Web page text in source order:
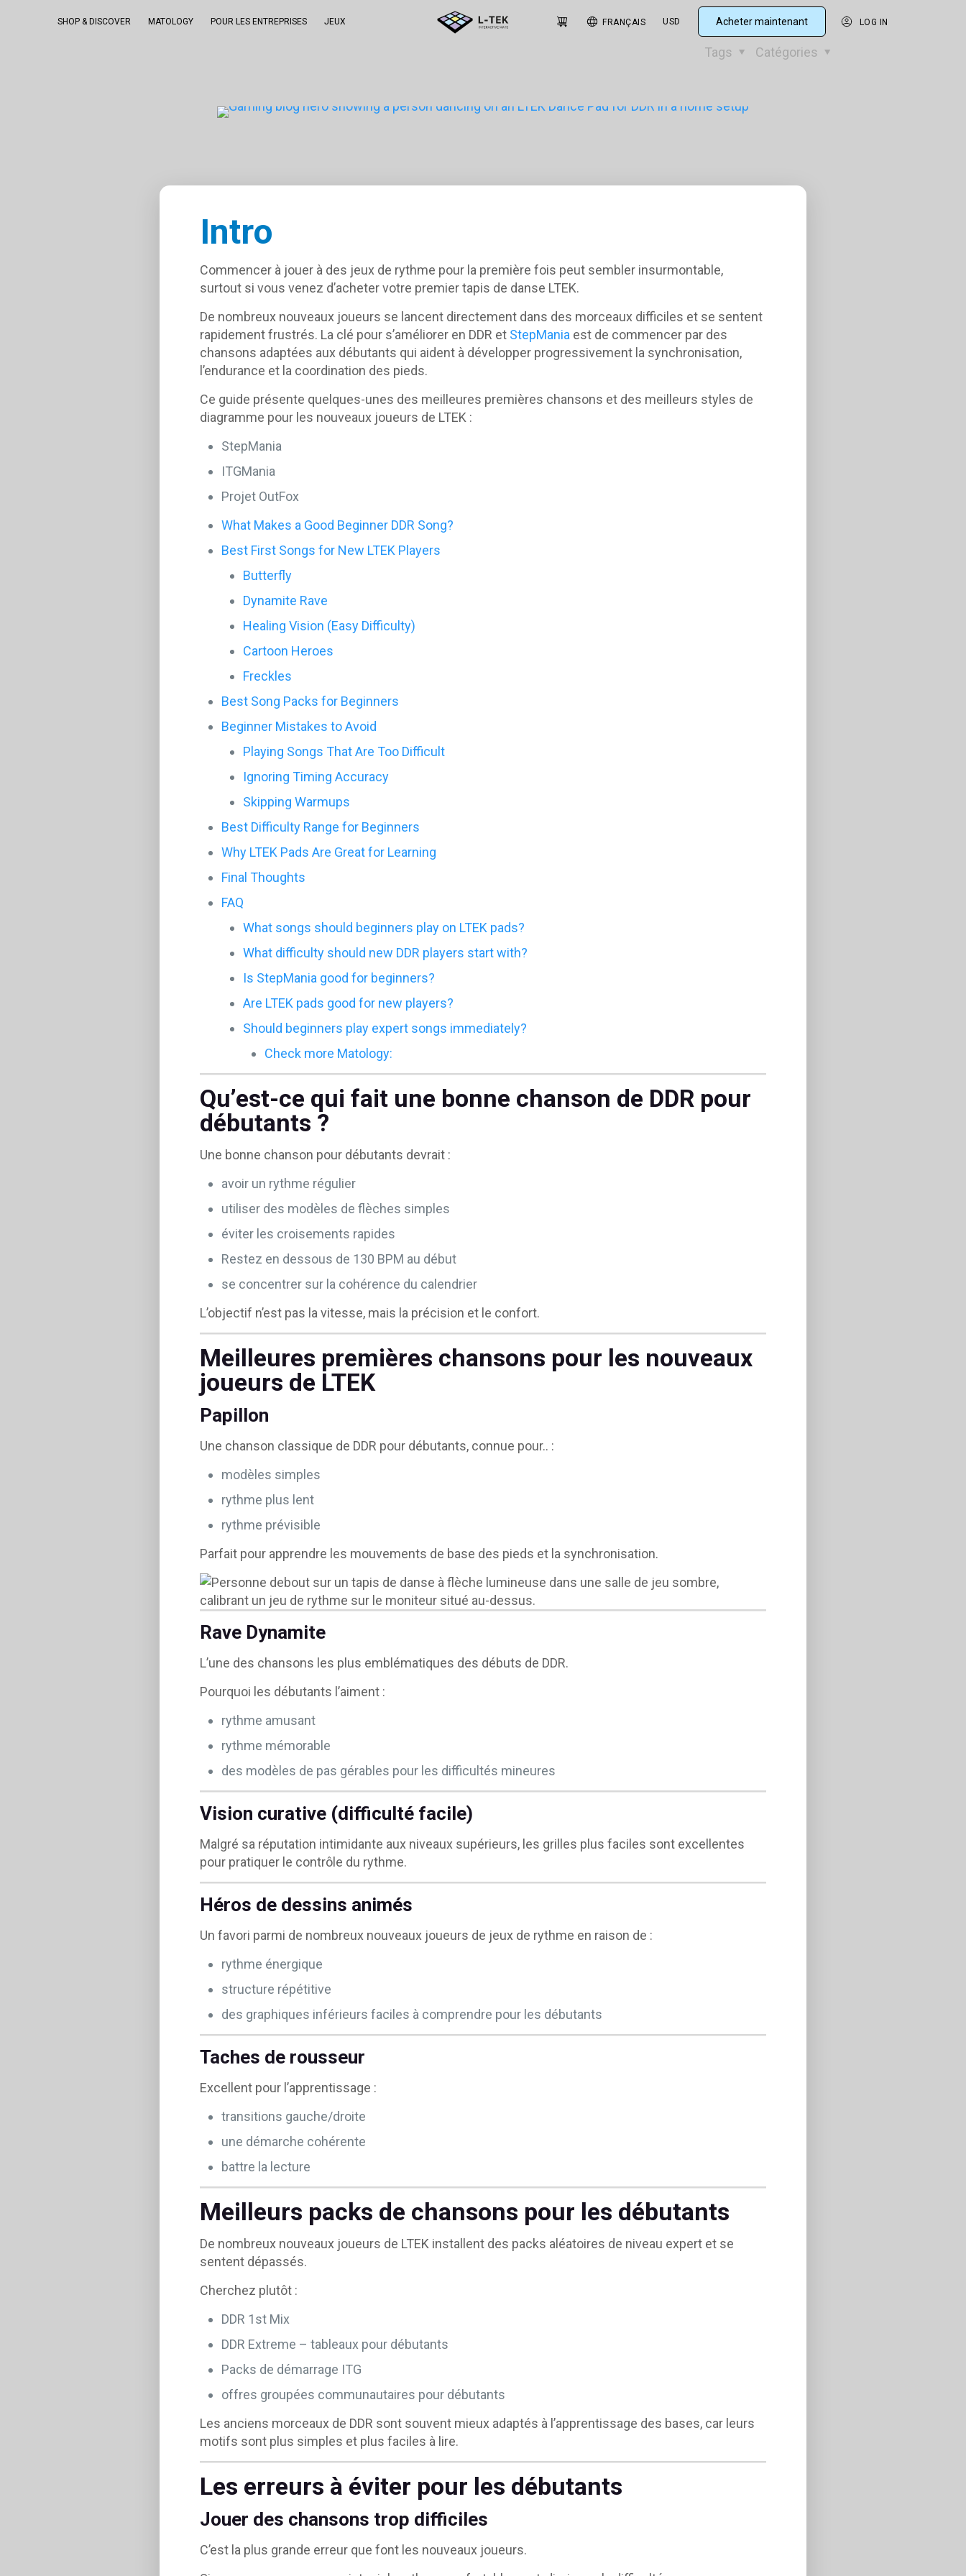
SHOP & DISCOVER MATOLOGY POUR LES ENTREPRISES JEUX FRANÇAIS USD Acheter maintenant LOG IN
Catégories
Tags
Intro
Commencer à jouer à des jeux de rythme pour la première fois peut sembler insurmontable,
surtout si vous venez d’acheter votre premier tapis de danse LTEK.
De nombreux nouveaux joueurs se lancent directement dans des morceaux difficiles et se sentent
rapidement frustrés. La clé pour s’améliorer en DDR et StepMania est de commencer par des
chansons adaptées aux débutants qui aident à développer progressivement la synchronisation,
l’endurance et la coordination des pieds.
Ce guide présente quelques-unes des meilleures premières chansons et des meilleurs styles de
diagramme pour les nouveaux joueurs de LTEK :
StepMania
ITGMania
Projet OutFox
What Makes a Good Beginner DDR Song?
Best First Songs for New LTEK Players
Butterfly
Dynamite Rave
Healing Vision (Easy Difficulty)
Cartoon Heroes
Freckles
Best Song Packs for Beginners
Beginner Mistakes to Avoid
Playing Songs That Are Too Difficult
Ignoring Timing Accuracy
Skipping Warmups
Best Difficulty Range for Beginners
Why LTEK Pads Are Great for Learning
Final Thoughts
FAQ
What songs should beginners play on LTEK pads?
What difficulty should new DDR players start with?
Is StepMania good for beginners?
Are LTEK pads good for new players?
Should beginners play expert songs immediately?
Check more Matology:
Qu’est-ce qui fait une bonne chanson de DDR pour
débutants ?
Une bonne chanson pour débutants devrait :
avoir un rythme régulier
utiliser des modèles de flèches simples
éviter les croisements rapides
Restez en dessous de 130 BPM au début
se concentrer sur la cohérence du calendrier
L’objectif n’est pas la vitesse, mais la précision et le confort.
Meilleures premières chansons pour les nouveaux
joueurs de LTEK
Papillon
Une chanson classique de DDR pour débutants, connue pour.. :
modèles simples
rythme plus lent
rythme prévisible
Parfait pour apprendre les mouvements de base des pieds et la synchronisation.
Rave Dynamite
L’une des chansons les plus emblématiques des débuts de DDR.
Pourquoi les débutants l’aiment :
rythme amusant
rythme mémorable
des modèles de pas gérables pour les difficultés mineures
Vision curative (difficulté facile)
Malgré sa réputation intimidante aux niveaux supérieurs, les grilles plus faciles sont excellentes
pour pratiquer le contrôle du rythme.
Héros de dessins animés
Un favori parmi de nombreux nouveaux joueurs de jeux de rythme en raison de :
rythme énergique
structure répétitive
des graphiques inférieurs faciles à comprendre pour les débutants
Taches de rousseur
Excellent pour l’apprentissage :
transitions gauche/droite
une démarche cohérente
battre la lecture
Meilleurs packs de chansons pour les débutants
De nombreux nouveaux joueurs de LTEK installent des packs aléatoires de niveau expert et se
sentent dépassés.
Cherchez plutôt :
DDR 1st Mix
DDR Extreme – tableaux pour débutants
Packs de démarrage ITG
offres groupées communautaires pour débutants
Les anciens morceaux de DDR sont souvent mieux adaptés à l’apprentissage des bases, car leurs
motifs sont plus simples et plus faciles à lire.
Les erreurs à éviter pour les débutants
Jouer des chansons trop difficiles
C’est la plus grande erreur que font les nouveaux joueurs.